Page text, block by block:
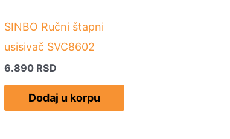
SINBO Ručni štapni
usisivač SVC8602
6.890 RSD
Dodaj u korpu